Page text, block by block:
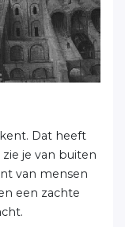
Dat heeft
je van buiten
van mensen
een zachte